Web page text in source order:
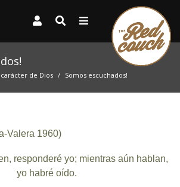
carácter de Dios Somos escuchados!
Valera 1960)
responderé yo; mientras aún hablan,
yo habré oído.